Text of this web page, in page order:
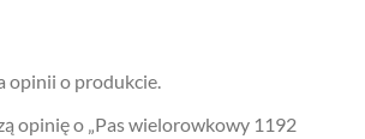
opinii o produkcie.
opinię o „Pas wielorowkowy 1192